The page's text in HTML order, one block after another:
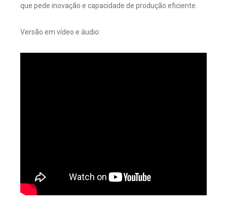
que pede inovação e capacidade de produção eficiente.
Versão em vídeo e áudio: